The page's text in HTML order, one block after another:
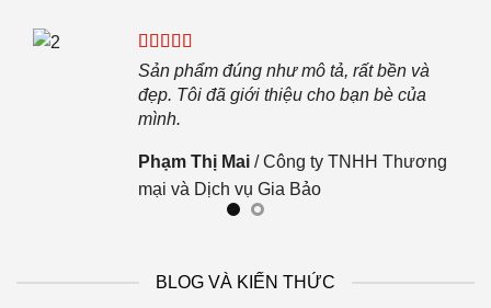
Sản phẩm đúng như mô tả, rất bền và
đẹp. Tôi đã giới thiệu cho bạn bè của
mình.
Phạm Thị Mai /Công ty TNHH Thương
mại và Dịch vụ Gia Bảo
BLOG VÀ KIẾN THỨC